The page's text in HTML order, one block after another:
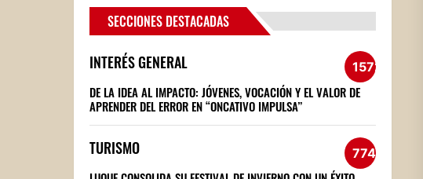
SECCIONES DESTACADAS
INTERÉS GENERAL 1572
DE LA IDEA AL IMPACTO: JÓVENES, VOCACIÓN Y EL VALOR DE
APRENDER DEL ERROR EN “ONCATIVO IMPULSA”
TURISMO 774